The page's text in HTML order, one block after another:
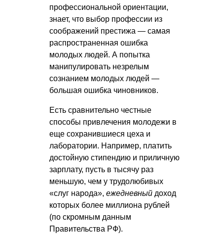
профессиональной ориентации,
знает, что выбор профессии из
соображений престижа — самая
распространенная ошибка
молодых людей. А попытка
манипулировать незрелым
сознанием молодых людей —
большая ошибка чиновников.
Есть сравнительно честные
способы привлечения молодежи в
еще сохранившиеся цеха и
лаборатории. Например, платить
достойную стипендию и приличную
зарплату, пусть в тысячу раз
меньшую, чем у трудолюбивых
«слуг народа», ежедневный доход
которых более миллиона рублей
(по скромным данным
Правительства РФ).